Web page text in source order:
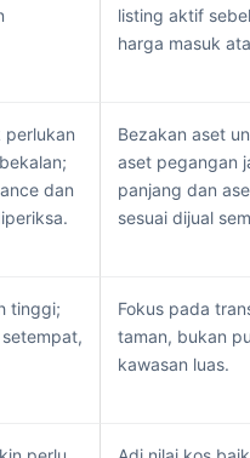
listing aktif
harga masuk
perlukan
dan
Bezakan aset
aset pegangan
panjang dan
sesuai dijual
tinggi;
Fokus pada
taman, bukan
kawasan luas.